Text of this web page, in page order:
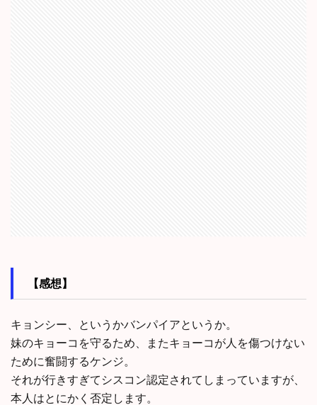
【感想】
キョンシー、というかバンパイアというか。
妹のキョーコを守るため、またキョーコが人を傷つけない
ために奮闘するケンジ。
それが行きすぎてシスコン認定されてしまっていますが、
本人はとにかく否定します。